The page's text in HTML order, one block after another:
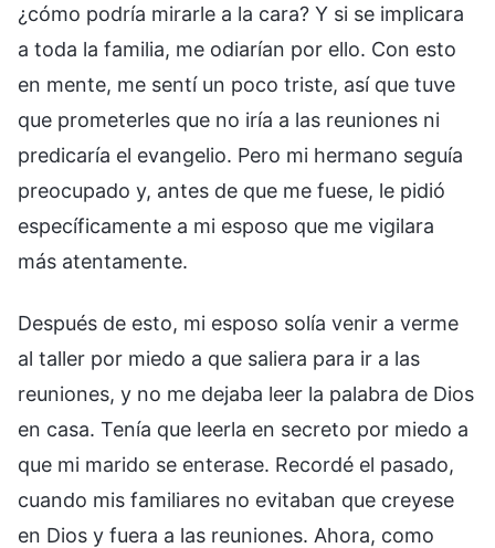
¿cómo podría mirarle a la cara? Y si se implicara
a toda la familia, me odiarían por ello. Con esto
en mente, me sentí un poco triste, así que tuve
que prometerles que no iría a las reuniones ni
predicaría el evangelio. Pero mi hermano seguía
preocupado y, antes de que me fuese, le pidió
específicamente a mi esposo que me vigilara
más atentamente.
Después de esto, mi esposo solía venir a verme
al taller por miedo a que saliera para ir a las
reuniones, y no me dejaba leer la palabra de Dios
en casa. Tenía que leerla en secreto por miedo a
que mi marido se enterase. Recordé el pasado,
cuando mis familiares no evitaban que creyese
en Dios y fuera a las reuniones. Ahora, como